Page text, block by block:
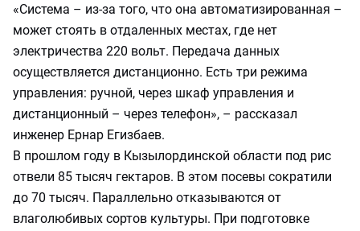
«Система – из-за того, что она автоматизированная –
может стоять в отдаленных местах, где нет
электричества 220 вольт. Передача данных
осуществляется дистанционно. Есть три режима
управления: ручной, через шкаф управления и
дистанционный – через телефон», – рассказал
инженер Ернар Егизбаев.
В прошлом году в Кызылординской области под рис
отвели 85 тысяч гектаров. В этом посевы сократили
до 70 тысяч. Параллельно отказываются от
влаголюбивых сортов культуры. При подготовке